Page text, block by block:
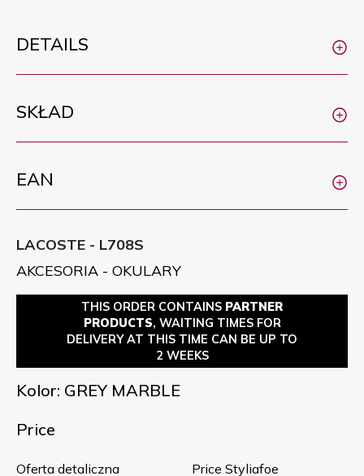
DETAILS
SKŁAD
EAN
LACOSTE - L708S
AKCESORIA - OKULARY
THIS ORDER CONTAINS PARTNER
PRODUCTS, WAITING TIMES FOR
DELIVERY AT THIS TIME CAN BE UP TO
2 WEEKS
Kolor: GREY MARBLE
Price
Oferta detaliczna Price Styliafoe